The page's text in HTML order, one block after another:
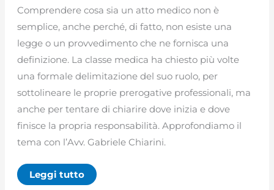
Comprendere cosa sia un atto medico non è
semplice, anche perché, di fatto, non esiste una
legge o un provvedimento che ne fornisca una
definizione. La classe medica ha chiesto più volte
una formale delimitazione del suo ruolo, per
sottolineare le proprie prerogative professionali, ma
anche per tentare di chiarire dove inizia e dove
finisce la propria responsabilità. Approfondiamo il
tema con l’Avv. Gabriele Chiarini.
Atto
Medico
Leggi tutto